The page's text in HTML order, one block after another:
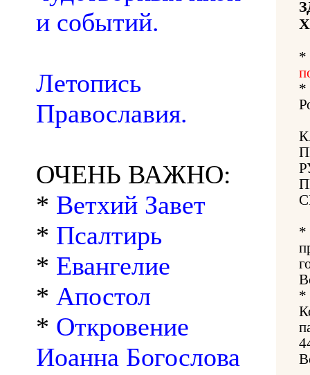
и событий.
Летопись
Православия.
ОЧЕНЬ ВАЖНО:
* Ветхий Завет
* Псалтирь
* Евангелие
* Апостол
* Откровение
Иоанна Богослова
*
*
*
*